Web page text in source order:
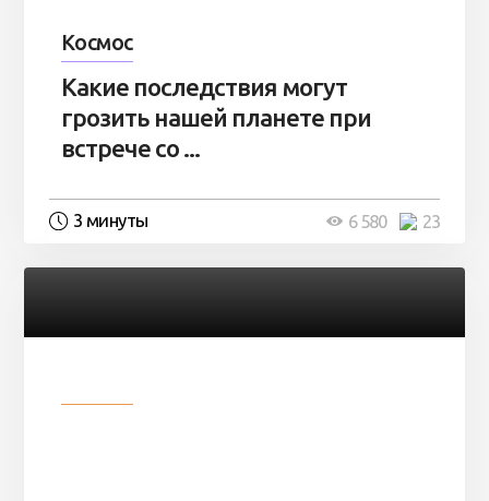
Космос
Какие последствия могут
грозить нашей планете при
встрече со ...
3 минуты 23
6 580